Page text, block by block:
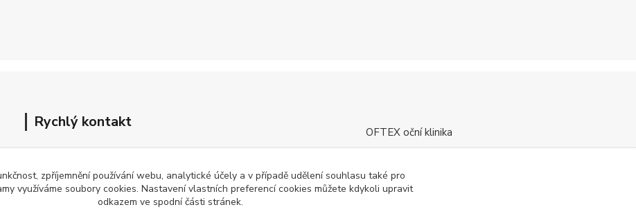
OFTEX oční klinika
Rychlý kontakt
+420 776 780 080
Po-So 8-15 hod
zpříjemnění používání webu, analytické účely a v případě udělení souhlasu také pro
využíváme soubory cookies. Nastavení vlastních preferencí cookies můžete kdykoli upravit
odkazem ve spodní části stránek.